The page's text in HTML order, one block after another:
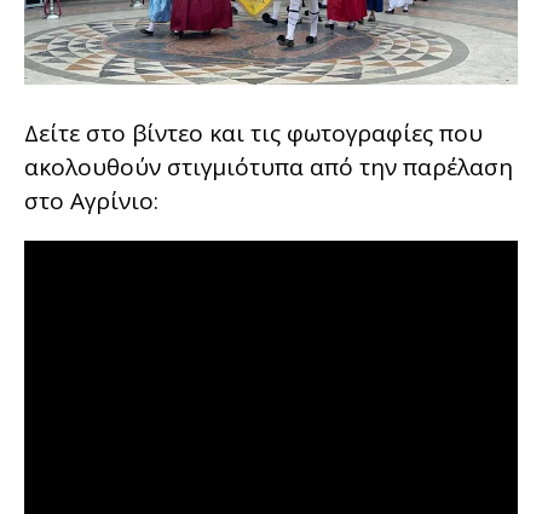
Δείτε στο βίντεο και τις φωτογραφίες που
ακολουθούν στιγμιότυπα από την παρέλαση
στο Αγρίνιο: